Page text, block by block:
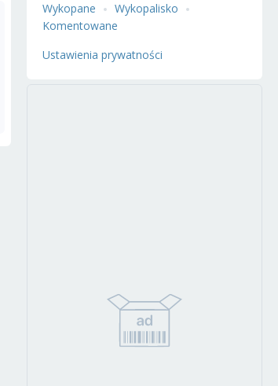
Wykopane
Wykopalisko
Komentowane
Ustawienia prywatności